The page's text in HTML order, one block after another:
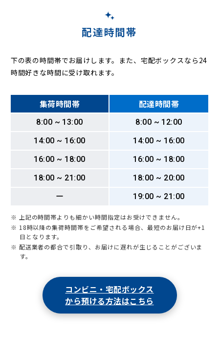
配達時間帯
下の表の時間帯でお届けします。また、宅配ボックスなら24
時間好きな時間に受け取れます。
集荷時間帯 配達時間帯
8:00 ~ 13:00
8:00 ~ 12:00
14:00 ~ 16:00
14:00 ~ 16:00
16:00 ~ 18:00
16:00 ~ 18:00
18:00 ~ 21:00
18:00 ~ 20:00
ー
19:00 ~ 21:00
※ 上記の時間帯よりも細かい時間指定はお受けできません。
※ 18時以降の集荷時間帯をご希望される場合、最短のお届け日が+1
日となります。
※ 配送業者の都合で引取り、お届けに遅れが生じることがございま
す。
コンビニ・宅配ボックス
から預ける方法はこちら